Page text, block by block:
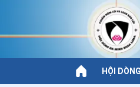
HỘI DÒNG